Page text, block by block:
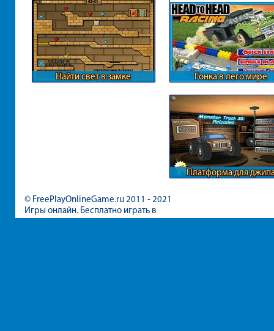
Найти свет в замке Гонка в лего мире
Платформа для
© FreePlayOnlineGame.ru 2011 - 2021
Игры онлайн. Бесплатно играть в
игры для девочек и мальчиков